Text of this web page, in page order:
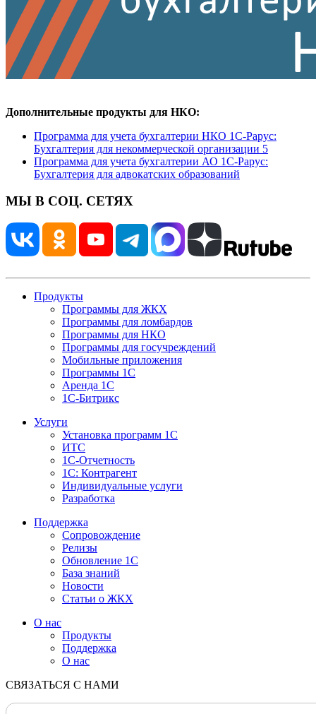
Дополнительные продукты для НКО:
Программа для учета бухгалтерии НКО 1С-Рарус:
Бухгалтерия для некоммерческой организации 5
Программа для учета бухгалтерии АО 1С-Рарус:
Бухгалтерия для адвокатских образований
МЫ В СОЦ. СЕТЯХ
Продукты
Программы для ЖКХ
Программы для ломбардов
Программы для НКО
Программы для госучреждений
Мобильные приложения
Программы 1С
Аренда 1С
1С-Битрикс
Услуги
Установка программ 1С
ИТС
1С-Отчетность
1С: Контрагент
Индивидуальные услуги
Разработка
Поддержка
Сопровождение
Релизы
Обновление 1С
База знаний
Новости
Статьи о ЖКХ
О нас
Продукты
Поддержка
О нас
СВЯЗАТЬСЯ С НАМИ